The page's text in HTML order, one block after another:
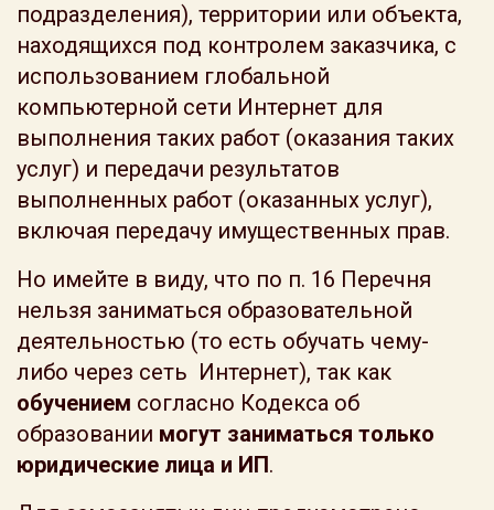
подразделения), территории или объекта,
находящихся под контролем заказчика, с
использованием глобальной
компьютерной сети Интернет для
выполнения таких работ (оказания таких
услуг) и передачи результатов
выполненных работ (оказанных услуг),
включая передачу имущественных прав.
Но имейте в виду, что по п. 16 Перечня
нельзя заниматься образовательной
деятельностью (то есть обучать чему-
либо через сеть Интернет), так как
обучением согласно Кодекса об
образовании могут заниматься только
юридические лица и ИП.